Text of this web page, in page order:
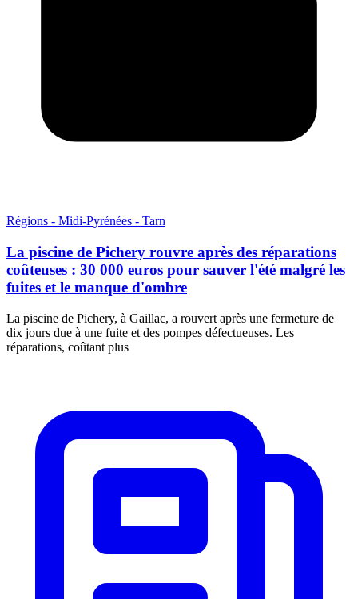
Régions - Midi-Pyrénées - Tarn
La piscine de Pichery rouvre après des réparations
coûteuses : 30 000 euros pour sauver l'été malgré les
fuites et le manque d'ombre
La piscine de Pichery, à Gaillac, a rouvert après une fermeture de
dix jours due à une fuite et des pompes défectueuses. Les
réparations, coûtant plus